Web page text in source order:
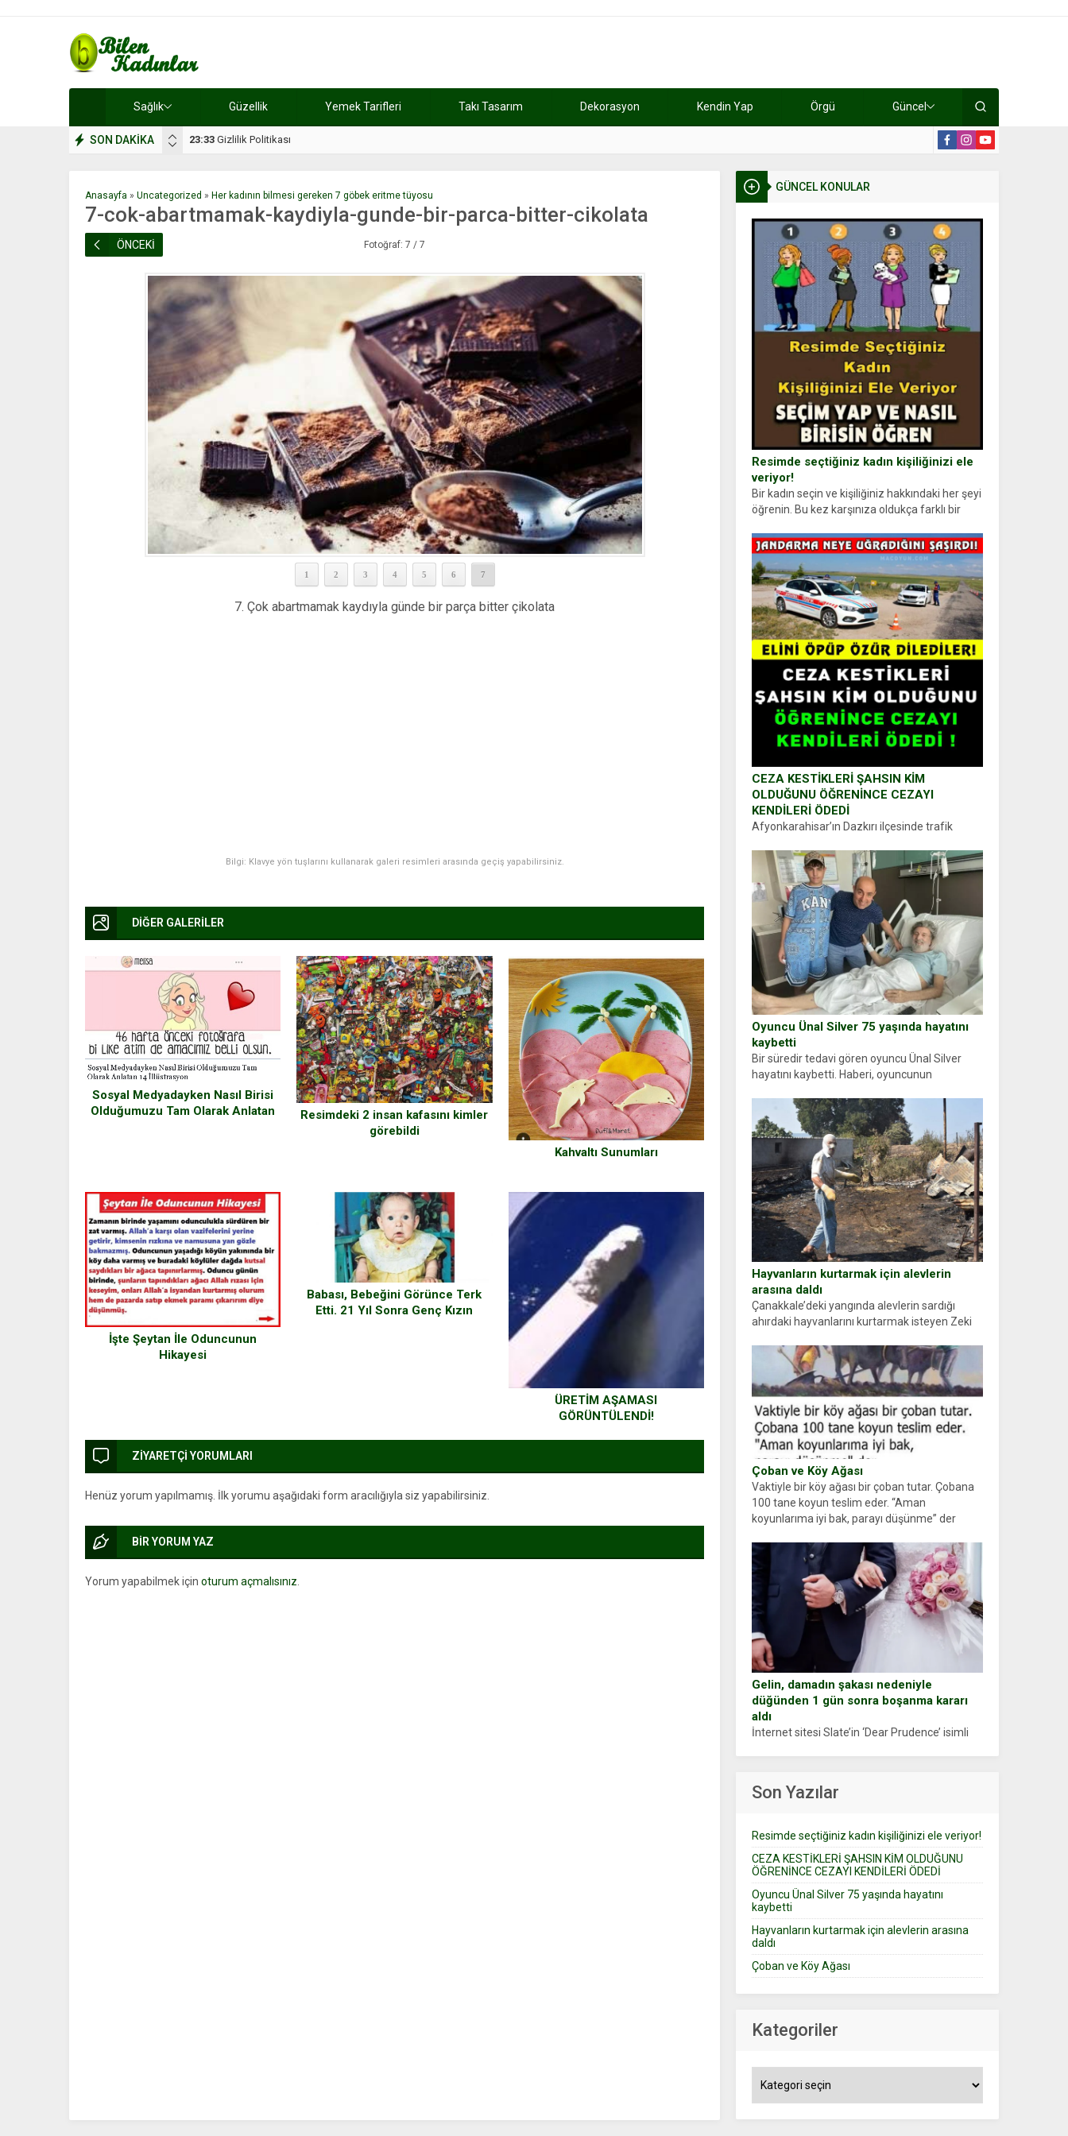
Sağlık Güzellik Yemek Tarifleri Takı Tasarım Dekorasyon Kendin Yap Örgü Güncel
SON DAKİKA 17:08 Dilan, düğününe 5 gün kala hayatını kaybetti
GÜNCEL KONULAR
Resimde seçtiğiniz kadın kişiliğinizi ele
veriyor!
Bir kadın seçin ve kişiliğiniz hakkındaki her şeyi
öğrenin. Bu kez karşınıza oldukça farklı bir
kadın figürlerinden dikkatinizi en...
CEZA KESTİKLERİ ŞAHSIN KİM
OLDUĞUNU ÖĞRENİNCE CEZAYI
KENDİLERİ ÖDEDİ
Afyonkarahisar’ın Dazkırı ilçesinde trafik
durdurdukları bir otomobilin sürücüsünden
ehliyet ve ruhsat sorup belgelerini istedi.
Sürücü Abdurrahman Ö.nün verdiği evraklarda
eksik olduğunu...
Oyuncu Ünal Silver 75 yaşında hayatını
kaybetti
Bir süredir tedavi gören oyuncu Ünal Silver
hayatını kaybetti. Haberi, oyuncunun
sosyal medya hesabında “Usta Oyuncumuz ve
çok değerli dostumuz...
Hayvanların kurtarmak için alevlerin
arasına daldı
Çanakkale’deki yangında alevlerin sardığı
ahırdaki hayvanlarını kurtarmak isteyen Zeki
ellerinde yanıklar oluşan Demir, kâbus dolu
anları anlattı… Merkeze bağlı...
Çoban ve Köy Ağası
Vaktiyle bir köy ağası bir çoban tutar. Çobana
100 tane koyun teslim eder. “Aman
koyunlarıma iyi bak, parayı düşünme” der
Gelin, damadın şakası nedeniyle
düğünden 1 gün sonra boşanma kararı
aldı
İnternet sitesi Slate’in ‘Dear Prudence’ isimli
Son Yazılar
Resimde seçtiğiniz kadın kişiliğinizi ele veriyor!
CEZA KESTİKLERİ ŞAHSIN KİM OLDUĞUNU
ÖĞRENİNCE CEZAYI KENDİLERİ ÖDEDİ
Oyuncu Ünal Silver 75 yaşında hayatını
kaybetti
Hayvanların kurtarmak için alevlerin arasına
daldı
Çoban ve Köy Ağası
Kategoriler
Anasayfa » Uncategorized » Her kadının bilmesi gereken 7 göbek eritme tüyosu
7-cok-abartmamak-kaydiyla-gunde-bir-parca-bitter-cikolata
ÖNCEKİ Fotoğraf: 7 / 7
1 2 3 4 5 6 7
7. Çok abartmamak kaydıyla günde bir parça bitter çikolata
Bilgi: Klavye yön tuşlarını kullanarak galeri resimleri arasında geçiş yapabilirsiniz.
DİĞER GALERİLER
Sosyal Medyadayken Nasıl Birisi
Olduğumuzu Tam Olarak Anlatan
Resimdeki 2 insan kafasını kimler
görebildi
Kahvaltı Sunumları
İşte Şeytan İle Oduncunun
Hikayesi
Babası, Bebeğini Görünce Terk
Etti. 21 Yıl Sonra Genç Kızın
ÜRETİM AŞAMASI
GÖRÜNTÜLENDİ!
ZİYARETÇİ YORUMLARI
Henüz yorum yapılmamış. İlk yorumu aşağıdaki form aracılığıyla siz yapabilirsiniz.
BİR YORUM YAZ
Yorum yapabilmek için oturum açmalısınız